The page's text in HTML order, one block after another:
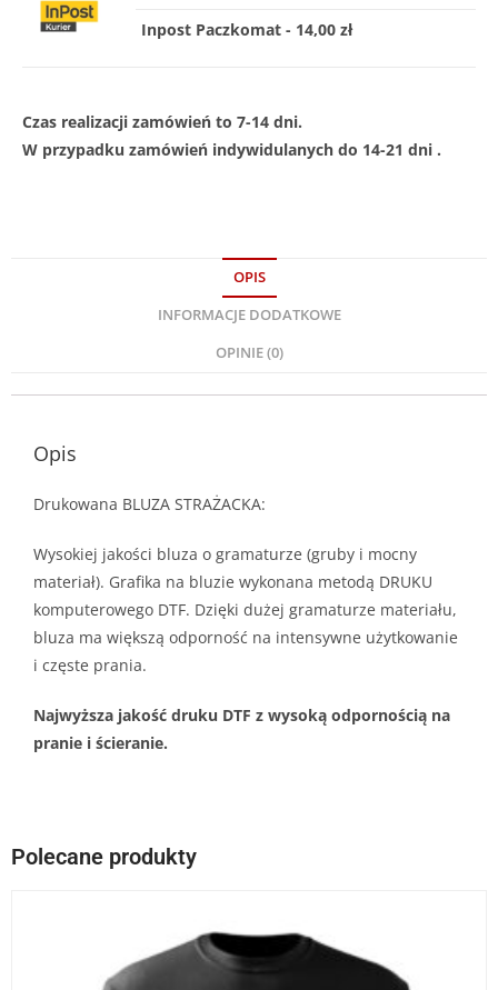
Inpost Paczkomat - 14,00 zł
Czas realizacji zamówień to 7-14 dni.
W przypadku zamówień indywidulanych do 14-21 dni .
OPIS
INFORMACJE DODATKOWE
OPINIE (0)
Opis
Drukowana BLUZA STRAŻACKA:
Wysokiej jakości bluza o gramaturze (gruby i mocny
materiał). Grafika na bluzie wykonana metodą DRUKU
komputerowego DTF. Dzięki dużej gramaturze materiału,
bluza ma większą odporność na intensywne użytkowanie
i częste prania.
Najwyższa jakość druku DTF z wysoką odpornością na
pranie i ścieranie.
Polecane produkty